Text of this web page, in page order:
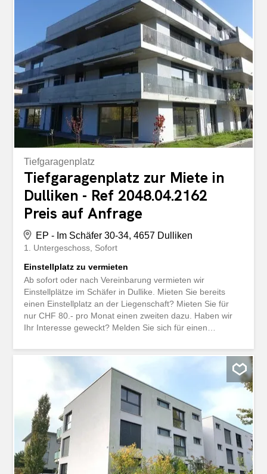
Tiefgaragenplatz
Tiefgaragenplatz zur Miete in
Dulliken - Ref 2048.04.2162
Preis auf Anfrage
EP - Im Schäfer 30-34, 4657 Dulliken
1. Untergeschoss Sofort
Einstellplatz zu vermieten
Ab sofort oder nach Vereinbarung vermieten wir
Einstellplätze im Schäfer in Dullike. Mieten Sie bereits
einen Einstellplatz an der Liegenschaft? Mieten Sie für
nur CHF 80.- pro Monat einen zweiten dazu. Haben wir
Ihr Interesse geweckt? Melden Sie sich für einen
service@livit.ch. Das Anmeldeformular finden Sie auf